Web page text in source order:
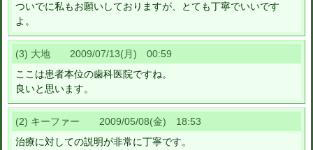
ついでに私もお願いしておりますが、とても丁寧でいいです
よ。
(3) 大地 2009/07/13(月) 00:59
ここは患者本位の歯科医院ですね。
良いと思います。
(2) キーファー 2009/05/08(金) 18:53
治療に対しての説明が非常に丁寧です。